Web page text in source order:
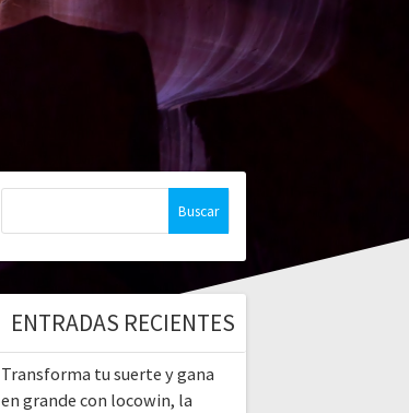
ENTRADAS RECIENTES
Transforma tu suerte y gana
en grande con locowin, la